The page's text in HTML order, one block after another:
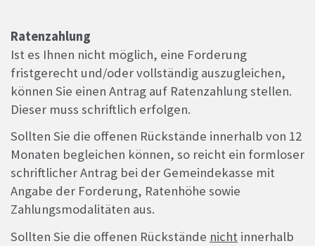
Ratenzahlung
Ist es Ihnen nicht möglich, eine Forderung
fristgerecht und/oder vollständig auszugleichen,
können Sie einen Antrag auf Ratenzahlung stellen.
Dieser muss schriftlich erfolgen.
Sollten Sie die offenen Rückstände innerhalb von 12
Monaten begleichen können, so reicht ein formloser
schriftlicher Antrag bei der Gemeindekasse mit
Angabe der Forderung, Ratenhöhe sowie
Zahlungsmodalitäten aus.
Sollten Sie die offenen Rückstände nicht innerhalb